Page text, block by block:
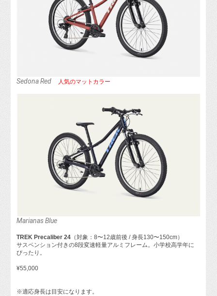
Sedona Red 人気のマットカラー
Marianas Blue
TREK Precaliber 24 （対象：8〜12歳前後 / 身長130〜150cm）
サスペンション付きの8段変速軽量アルミフレーム。小学校高学年に
ぴったり。
¥55,000
※適応身長は目安になります。